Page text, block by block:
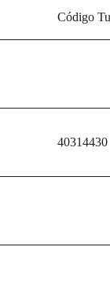
Código
40314430